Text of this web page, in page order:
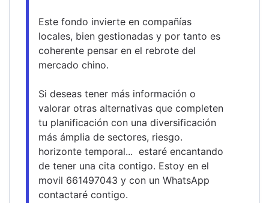
Este fondo invierte en compañías
locales, bien gestionadas y por tanto es
coherente pensar en el rebrote del
mercado chino.
Si deseas tener más información o
valorar otras alternativas que completen
tu planificación con una diversificación
más ámplia de sectores, riesgo.
horizonte temporal...  estaré encantando
de tener una cita contigo. Estoy en el
movil 661497043 y con un WhatsApp
contactaré contigo.